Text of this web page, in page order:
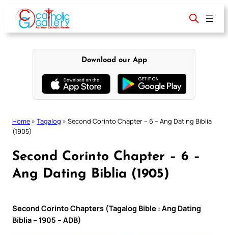
content
Download our App
Home » Tagalog » Second Corinto Chapter – 6 – Ang Dating Biblia
(1905)
Second Corinto Chapter – 6 –
Ang Dating Biblia (1905)
Second Corinto Chapters (Tagalog Bible : Ang Dating
Biblia – 1905 – ADB)